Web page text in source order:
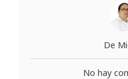
De
No hay